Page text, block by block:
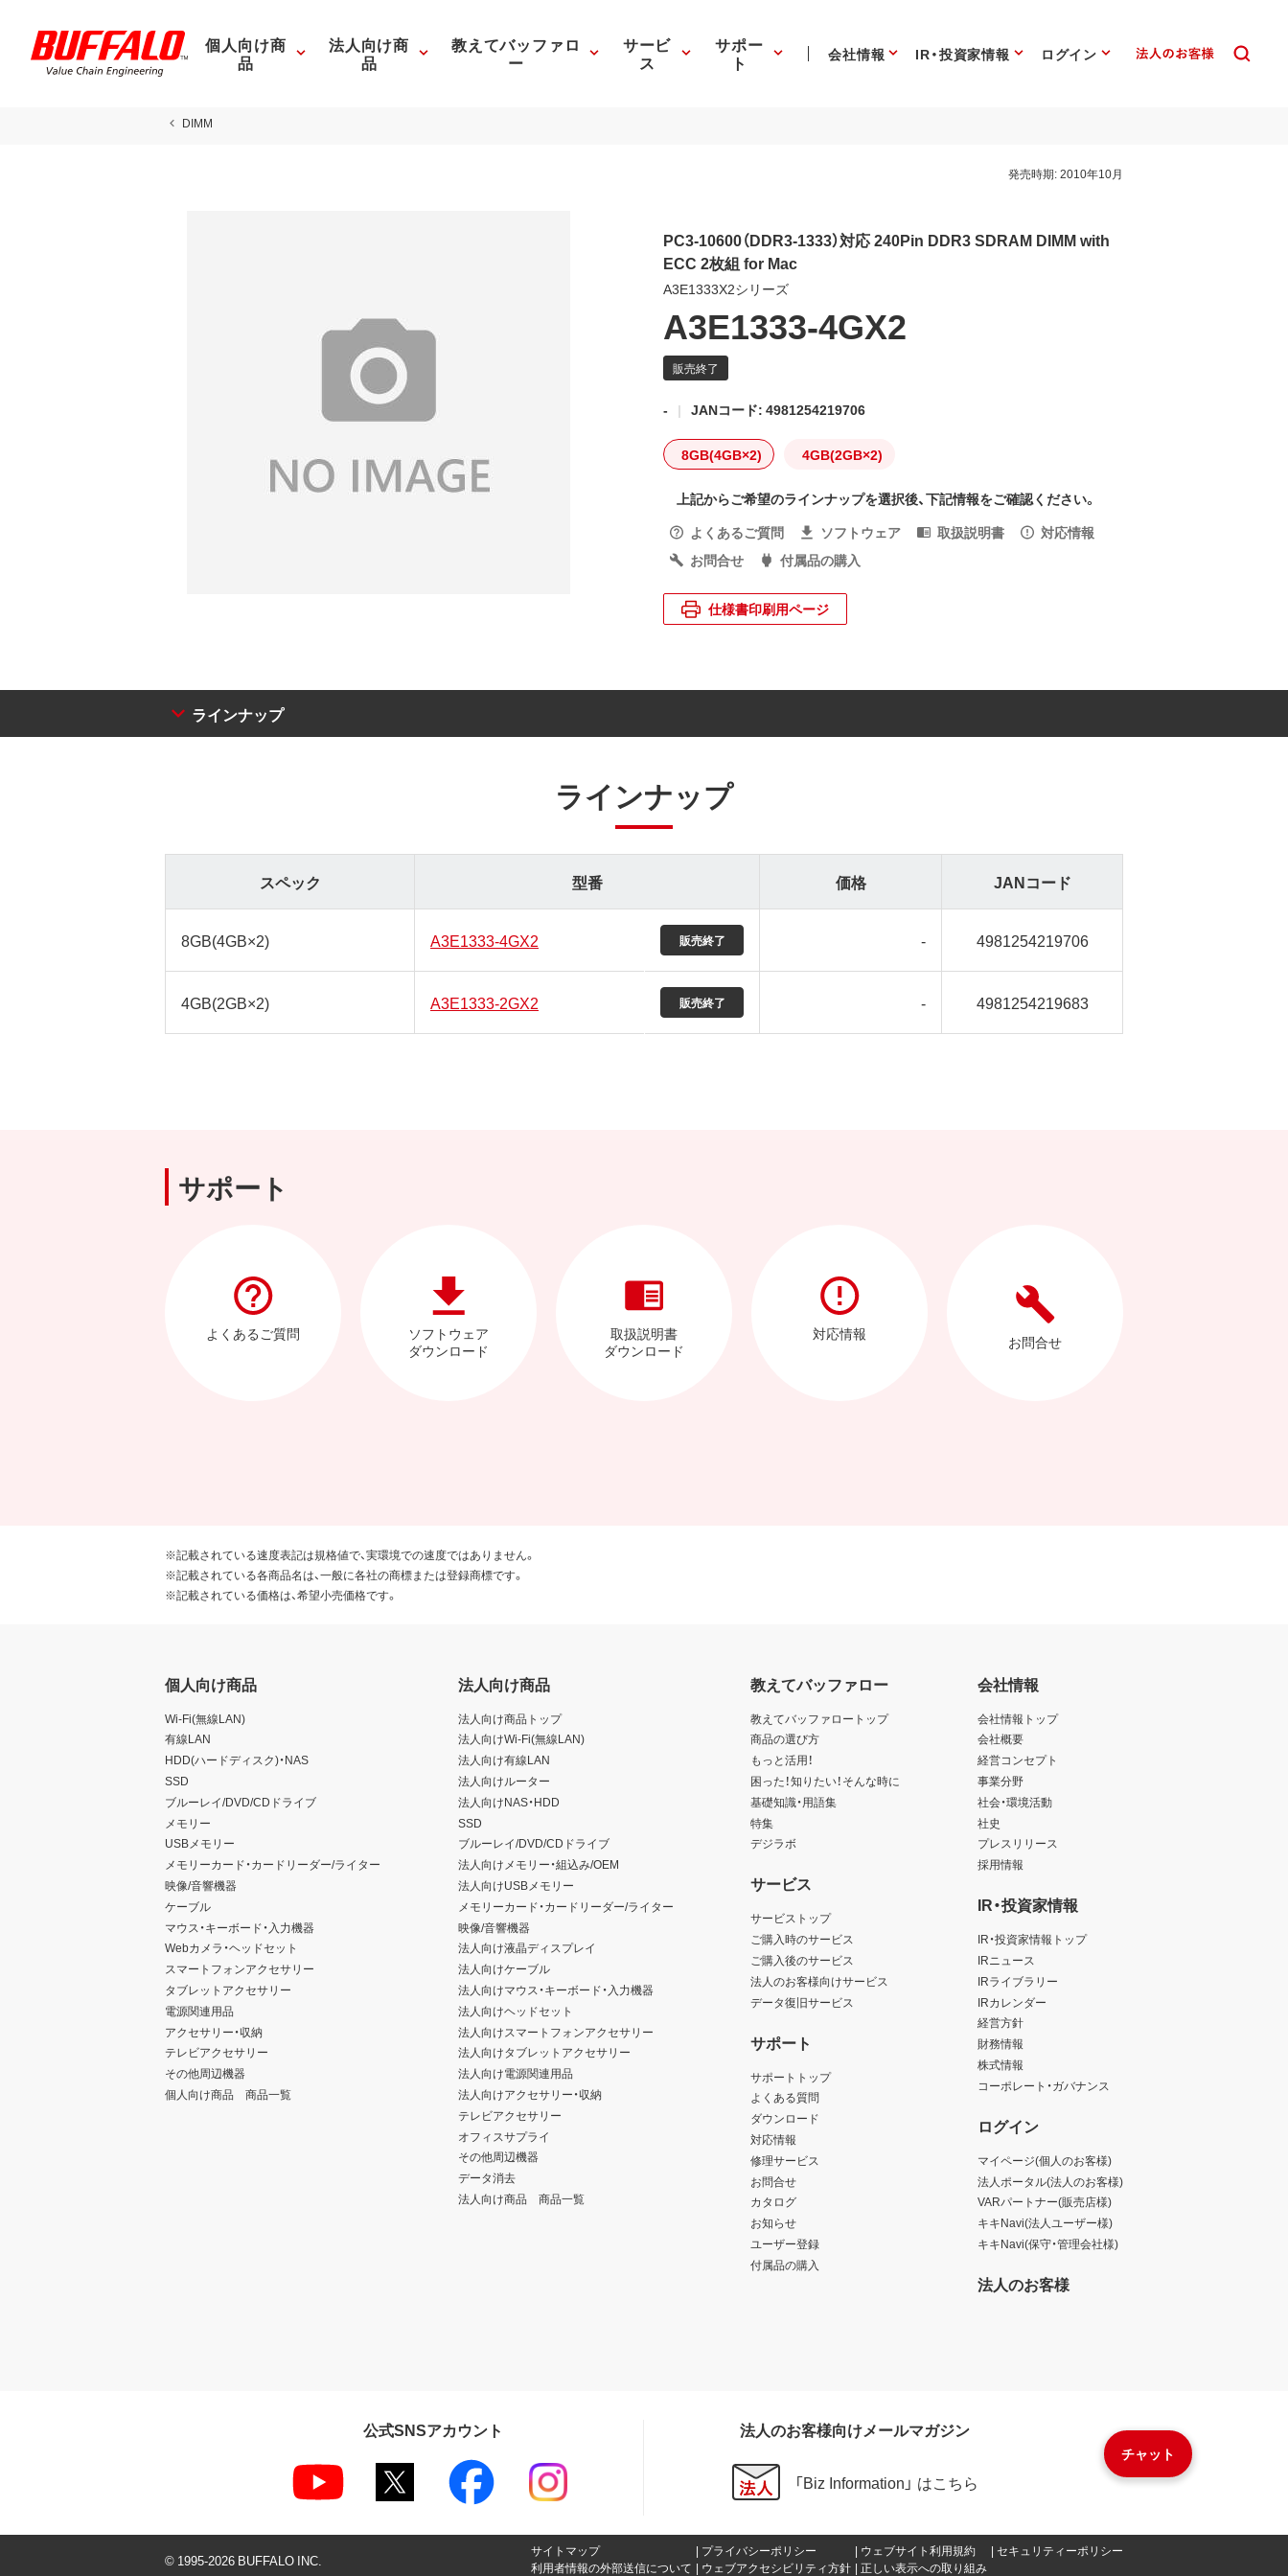
個人向け商
品
法人向け商
品
教えてバッファロ
ー
サービ
ス
サポー
ト 会社情報 IR・投資家情報 ログイン
DIMM
発売時期:2010年10月
PC3-10600（DDR3-1333）対応 240Pin DDR3 SDRAM DIMM with
ECC 2枚組 for Mac
A3E1333X2シリーズ
A3E1333-4GX2
- JANコード: 4981254219706
8GB(4GB×2) 4GB(2GB×2)
上記からご希望のラインナップを選択後、下記情報をご確認ください。
よくあるご質問
ソフトウェア 取扱説明書
対応情報
お問合せ
付属品の購入
仕様書印刷用ページ
ラインナップ
ラインナップ
スペック 型番 価格 JANコード
8GB(4GB×2) A3E1333-4GX2 - 4981254219706
4GB(2GB×2) A3E1333-2GX2 - 4981254219683
サポート
よくあるご質問
ソフトウェア
ダウンロード
取扱説明書
ダウンロード
対応情報 お問合せ
チャット
※記載されている速度表記は規格値で、実環境での速度ではありません。
※記載されている各商品名は、一般に各社の商標または登録商標です。
※記載されている価格は、希望小売価格です。
個人向け商品
Wi-Fi(無線LAN)
有線LAN
HDD(ハードディスク)・NAS
SSD
ブルーレイ/DVD/CDドライブ
メモリー
USBメモリー
メモリーカード・カードリーダー/ライター
映像/音響機器
ケーブル
マウス・キーボード・入力機器
Webカメラ・ヘッドセット
スマートフォンアクセサリー
タブレットアクセサリー
電源関連用品
アクセサリー・収納
テレビアクセサリー
その他周辺機器
個人向け商品 商品一覧
法人向け商品
法人向け商品トップ
法人向けWi-Fi(無線LAN)
法人向け有線LAN
法人向けルーター
法人向けNAS・HDD
SSD
ブルーレイ/DVD/CDドライブ
法人向けメモリー・組込み/OEM
法人向けUSBメモリー
メモリーカード・カードリーダー/ライター
映像/音響機器
法人向け液晶ディスプレイ
法人向けケーブル
法人向けマウス・キーボード・入力機器
法人向けヘッドセット
法人向けスマートフォンアクセサリー
法人向けタブレットアクセサリー
法人向け電源関連用品
法人向けアクセサリー・収納
テレビアクセサリー
オフィスサプライ
その他周辺機器
データ消去
法人向け商品 商品一覧
教えてバッファロー
教えてバッファロートップ
商品の選び方
もっと活用！
困った！知りたい！そんな時に
基礎知識・用語集
特集
デジラボ
サービス
サービストップ
ご購入時のサービス
ご購入後のサービス
法人のお客様向けサービス
データ復旧サービス
サポート
サポートトップ
よくある質問
ダウンロード
対応情報
修理サービス
お問合せ
カタログ
お知らせ
ユーザー登録
付属品の購入
会社情報
会社情報トップ
会社概要
経営コンセプト
事業分野
社会・環境活動
社史
プレスリリース
採用情報
IR・投資家情報
IR・投資家情報トップ
IRニュース
IRライブラリー
IRカレンダー
経営方針
財務情報
株式情報
コーポレート・ガバナンス
ログイン
マイページ(個人のお客様)
法人ポータル(法人のお客様)
VARパートナー(販売店様)
キキNavi(法人ユーザー様)
キキNavi(保守・管理会社様)
法人のお客様
公式SNSアカウント 法人のお客様向けメールマガジン
「Biz Information」 はこちら
サイトマップ プライバシーポリシー ウェブサイト利用規約
セキュリティーポリシー
利用者情報の外部送信について
ウェブアクセシビリティ方針 正しい表示への取り組み
© 1995-2026 BUFFALO INC.